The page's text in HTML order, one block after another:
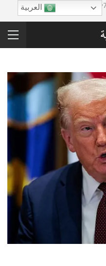
google-site-
العربية